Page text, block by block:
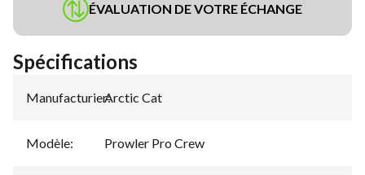
ÉVALUATION DE VOTRE ÉCHANGE
Spécifications
Manufacturier:
Arctic Cat
Modèle: Prowler Pro Crew